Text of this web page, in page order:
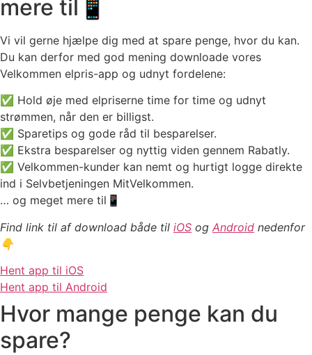
mere til📱
Vi vil gerne hjælpe dig med at spare penge, hvor du kan.
Du kan derfor med god mening downloade vores
Velkommen elpris-app og udnyt fordelene:
✅ Hold øje med elpriserne time for time og udnyt
strømmen, når den er billigst.
✅ Sparetips og gode råd til besparelser.
✅ Ekstra besparelser og nyttig viden gennem Rabatly.
✅ Velkommen-kunder kan nemt og hurtigt logge direkte
ind i Selvbetjeningen MitVelkommen.
… og meget mere til📱
Find link til af download både til iOS og Android nedenfor
👇
Hent app til iOS
Hent app til Android
Hvor mange penge kan du
spare?